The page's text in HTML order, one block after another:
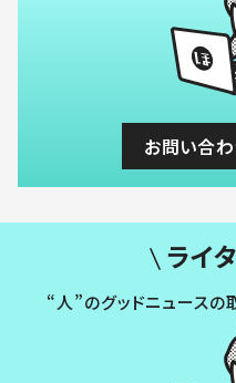
お問い合
ライ
“人”のグッドニュースの